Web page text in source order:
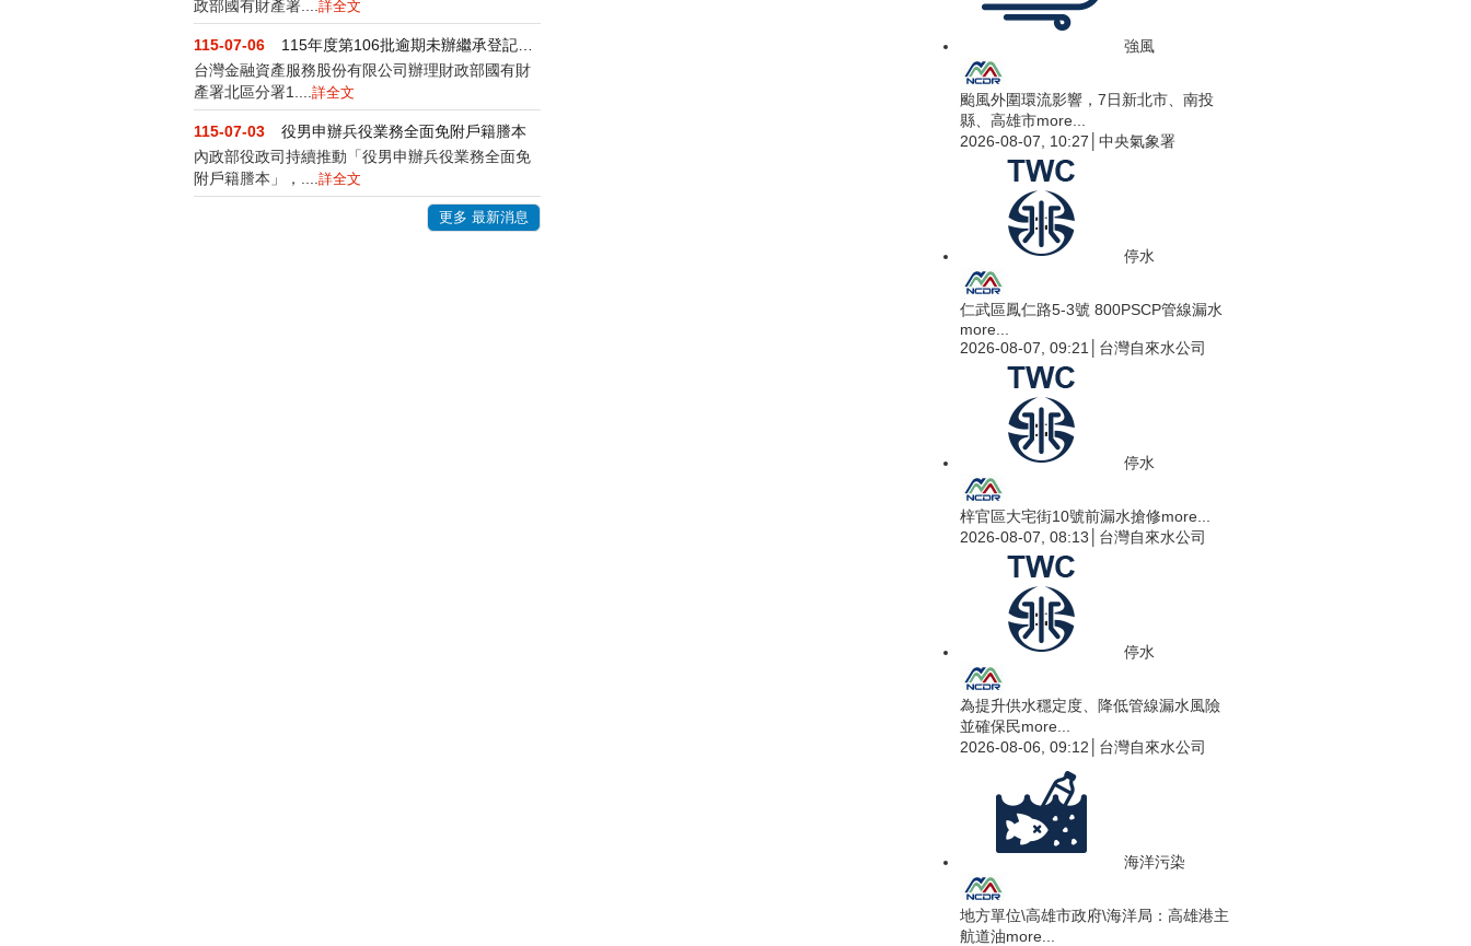
政部國有財產署.... 詳全文
115-07-06
台灣金融資產服務股份有限公司辦理財政部國有財
產署北區分署1.... 詳全文
115-07-03
役男申辦兵役業務全面免附戶籍謄本
內政部役政司持續推動「役男申辦兵役業務全面免
附戶籍謄本」，.... 詳全文
更多 最新消息
強風
颱風外圍環流影響，7日新北市、南投
縣、高雄市more...
2026-08-07, 10:27│中央氣象署
停水
仁武區鳳仁路5-3號 800PSCP管線漏水
more...
2026-08-07, 09:21│台灣自來水公司
停水
梓官區大宅街10號前漏水搶修more...
2026-08-07, 08:13│台灣自來水公司
停水
為提升供水穩定度、降低管線漏水風險
並確保民more...
2026-08-06, 09:12│台灣自來水公司
海洋污染
地方單位\高雄市政府\海洋局：高雄港主
航道油more...